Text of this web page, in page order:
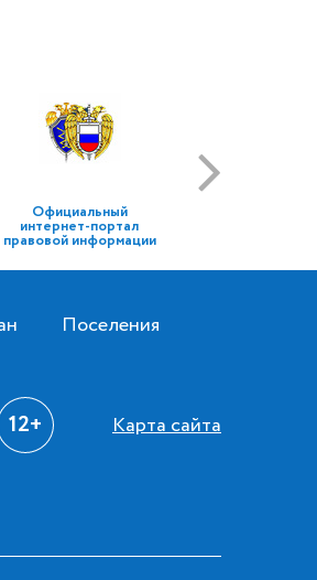
Официальный
интернет-портал
правовой информации
Поселения
12+ Карта сайта